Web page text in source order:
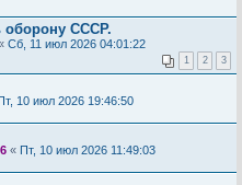
оборону СССР.
Сб, 11 июл 2026 04:01:22
1 2 3
10 июл 2026 19:46:50
« Пт, 10 июл 2026 11:49:03